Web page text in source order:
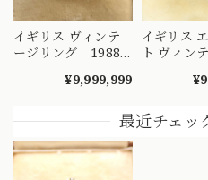
イギリス ヴィンテ
ージリング 1988
テイストなドレッシ
グ ガーネットとダ
イヤモンドの7スト
ーンリング
DR00522
¥9,999,999
イギリス
ト ヴィン
グ K9 ガ
ッシック
じる作品〜
最近チェッ